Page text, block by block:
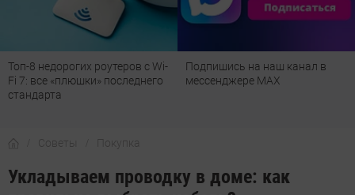
Подпишись на наш канал в
мессенджере МАХ
Рейтинг телевизоров 2026:
лучшие модели для гостиной,
Советы Покупка
Укладываем проводку в доме: как